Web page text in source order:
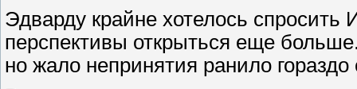
Эдварду крайне хотелось спросить
перспективы открыться еще
но жало непринятия ранило гораздо